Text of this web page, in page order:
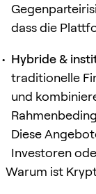
dass die
Hybride &
traditionelle
und
Diese
Investoren
Warum ist